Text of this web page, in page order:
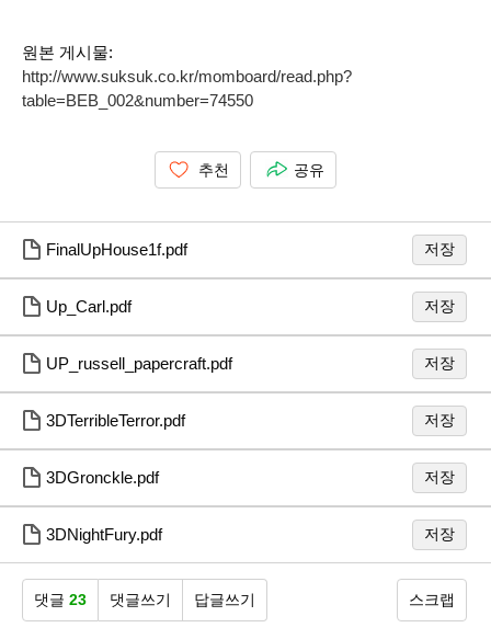
원본 게시물:
http://www.suksuk.co.kr/momboard/read.php?
table=BEB_002&number=74550
추천 공유
FinalUpHouse1f.pdf 저장
Up_Carl.pdf 저장
UP_russell_papercraft.pdf 저장
3DTerribleTerror.pdf 저장
3DGronckle.pdf 저장
3DNightFury.pdf 저장
댓글 23 댓글쓰기 답글쓰기 스크랩